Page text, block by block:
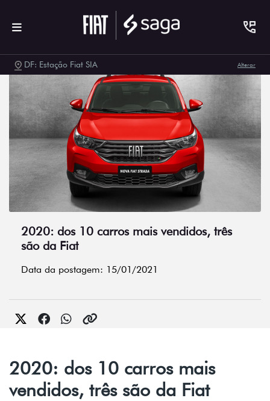
DF: Estação Fiat SIA Alterar
2020: dos 10 carros mais vendidos, três
são da Fiat
Data da postagem: 15/01/2021
2020: dos 10 carros mais
vendidos, três são da Fiat